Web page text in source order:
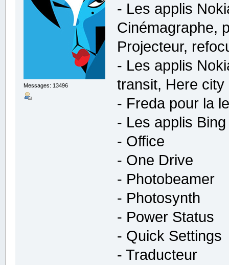
Messages: 13496
- Les applis
Cinémagraphe,
Projecteur,
- Les applis
transit, Here city
- Freda pour la
- Les applis
- Office
- One Drive
- Photobeamer
- Photosynth
- Power Status
- Quick Settings
- Traducteur